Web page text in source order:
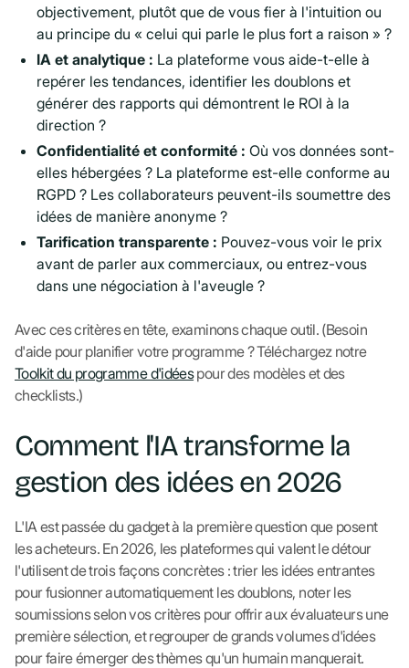
objectivement, plutôt que de vous fier à l'intuition ou
au principe du « celui qui parle le plus fort a raison » ?
IA et analytique : La plateforme vous aide-t-elle à
repérer les tendances, identifier les doublons et
générer des rapports qui démontrent le ROI à la
direction ?
Confidentialité et conformité : Où vos données sont-
elles hébergées ? La plateforme est-elle conforme au
RGPD ? Les collaborateurs peuvent-ils soumettre des
idées de manière anonyme ?
Tarification transparente : Pouvez-vous voir le prix
avant de parler aux commerciaux, ou entrez-vous
dans une négociation à l'aveugle ?
Avec ces critères en tête, examinons chaque outil. (Besoin
d'aide pour planifier votre programme ? Téléchargez notre
Toolkit du programme d'idéespour des modèles et des
checklists.)
Comment l'IA transforme la
gestion des idées en 2026
L'IA est passée du gadget à la première question que posent
les acheteurs. En 2026, les plateformes qui valent le détour
l'utilisent de trois façons concrètes : trier les idées entrantes
pour fusionner automatiquement les doublons, noter les
soumissions selon vos critères pour offrir aux évaluateurs une
première sélection, et regrouper de grands volumes d'idées
pour faire émerger des thèmes qu'un humain manquerait.